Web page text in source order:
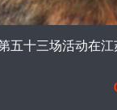
十三场活动在